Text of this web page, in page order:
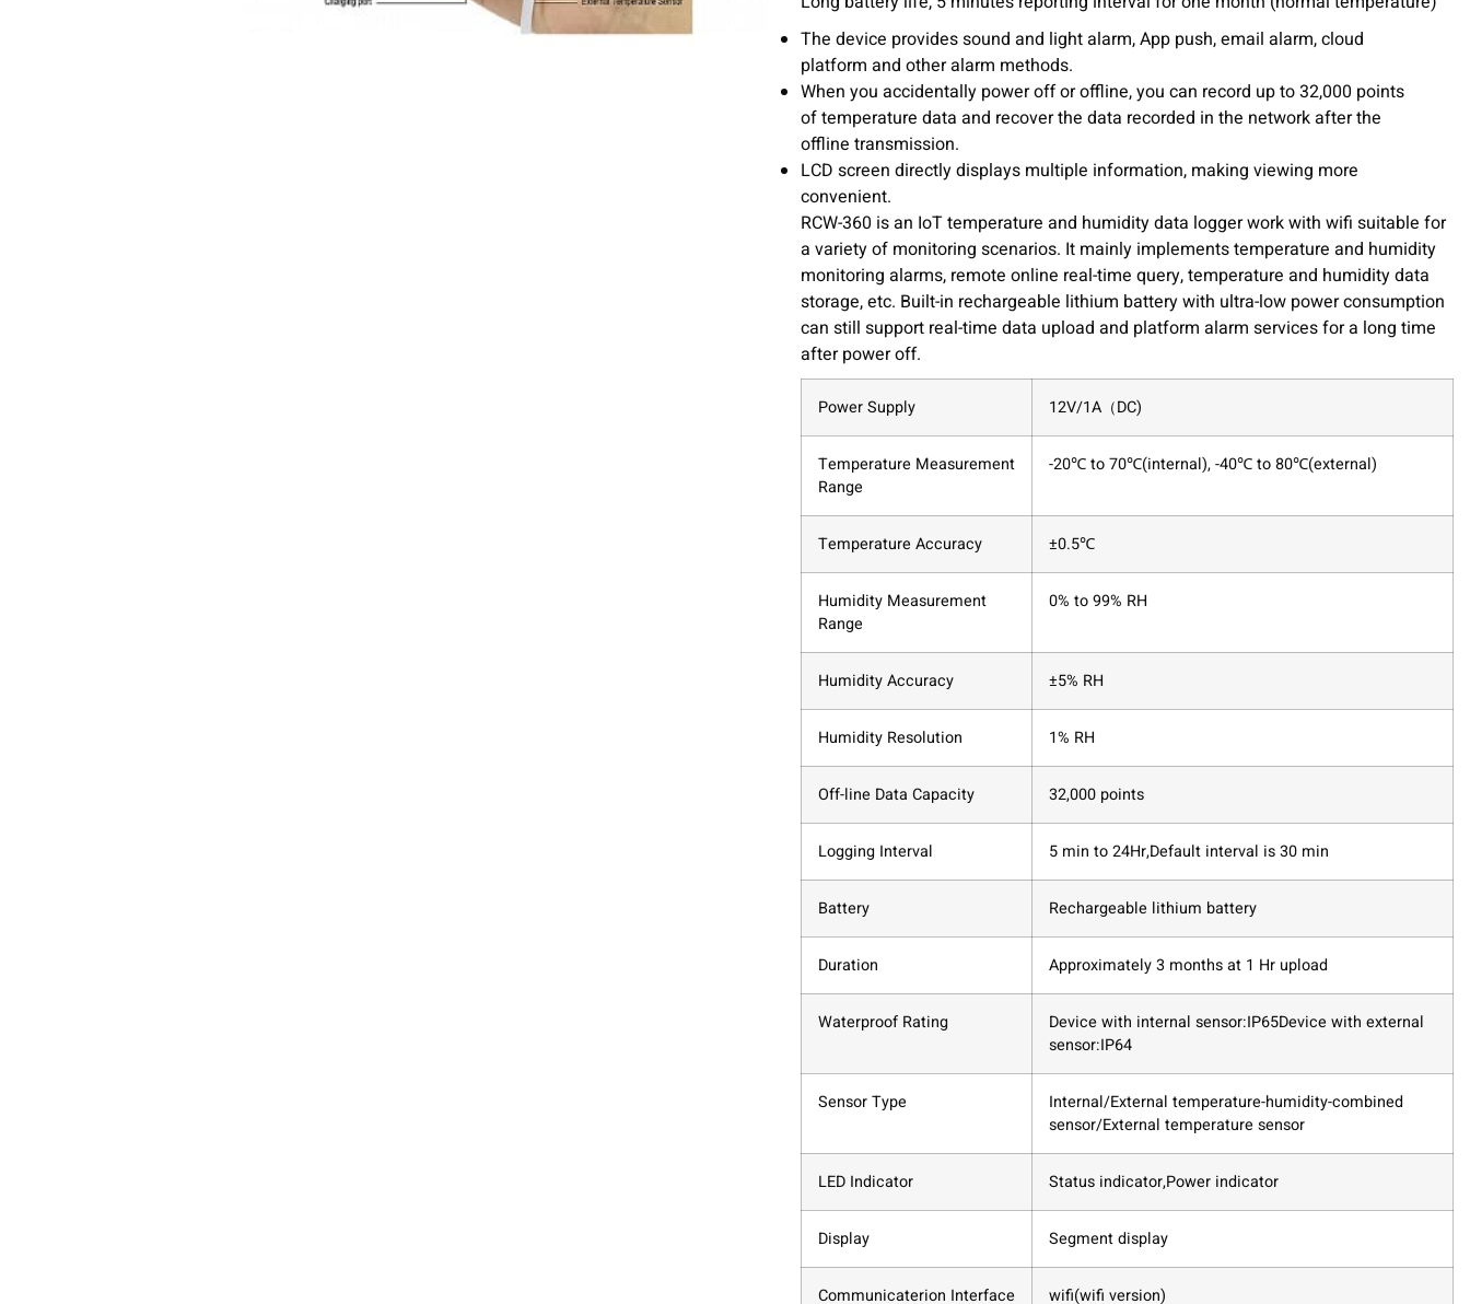
The device provides sound and light alarm, App push, email alarm, cloud
platform and other alarm methods.
When you accidentally power off or offline, you can record up to 32,000 points
of temperature data and recover the data recorded in the network after the
offline transmission.
LCD screen directly displays multiple information, making viewing more
convenient.
RCW-360 is an IoT temperature and humidity data logger work with wifi suitable for
a variety of monitoring scenarios. It mainly implements temperature and humidity
monitoring alarms, remote online real-time query, temperature and humidity data
storage, etc. Built-in rechargeable lithium battery with ultra-low power consumption
can still support real-time data upload and platform alarm services for a long time
after power off.
Power Supply 12V/1A（DC)
Temperature Measurement
Range
-20℃ to 70℃(internal), -40℃ to 80℃(external)
Temperature Accuracy ±0.5℃
Humidity Measurement
Range
0% to 99% RH
Humidity Accuracy ±5% RH
Humidity Resolution 1% RH
Off-line Data Capacity 32,000 points
Logging Interval 5 min to 24Hr,Default interval is 30 min
Battery Rechargeable lithium battery
Duration Approximately 3 months at 1 Hr upload
Waterproof Rating
Device with internal sensor:IP65Device with external
sensor:IP64
Sensor Type
Internal/External temperature-humidity-combined
sensor/External temperature sensor
LED Indicator Status indicator,Power indicator
Display Segment display
Communicaterion Interface wifi(wifi version)